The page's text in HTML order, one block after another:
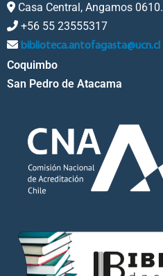
Casa Central, Angamos 0610.
+56 55 23555317
biblioteca.antofagasta@ucn.cl
Coquimbo
San Pedro de Atacama